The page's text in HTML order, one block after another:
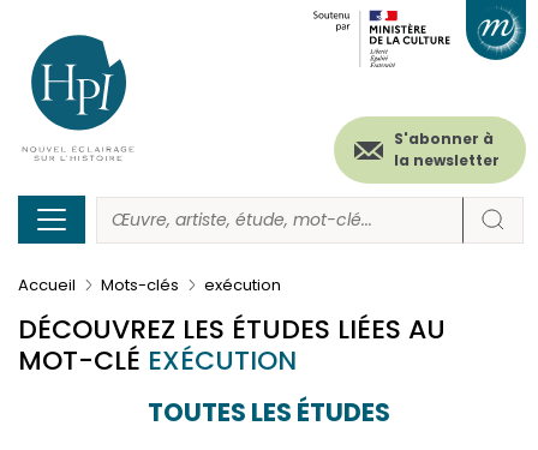
contenu
principal
Menu
secondaire
(header)
S'abonner à
la newsletter
Accueil Mots-clés exécution
DÉCOUVREZ LES ÉTUDES LIÉES AU
MOT-CLÉ EXÉCUTION
TOUTES LES ÉTUDES